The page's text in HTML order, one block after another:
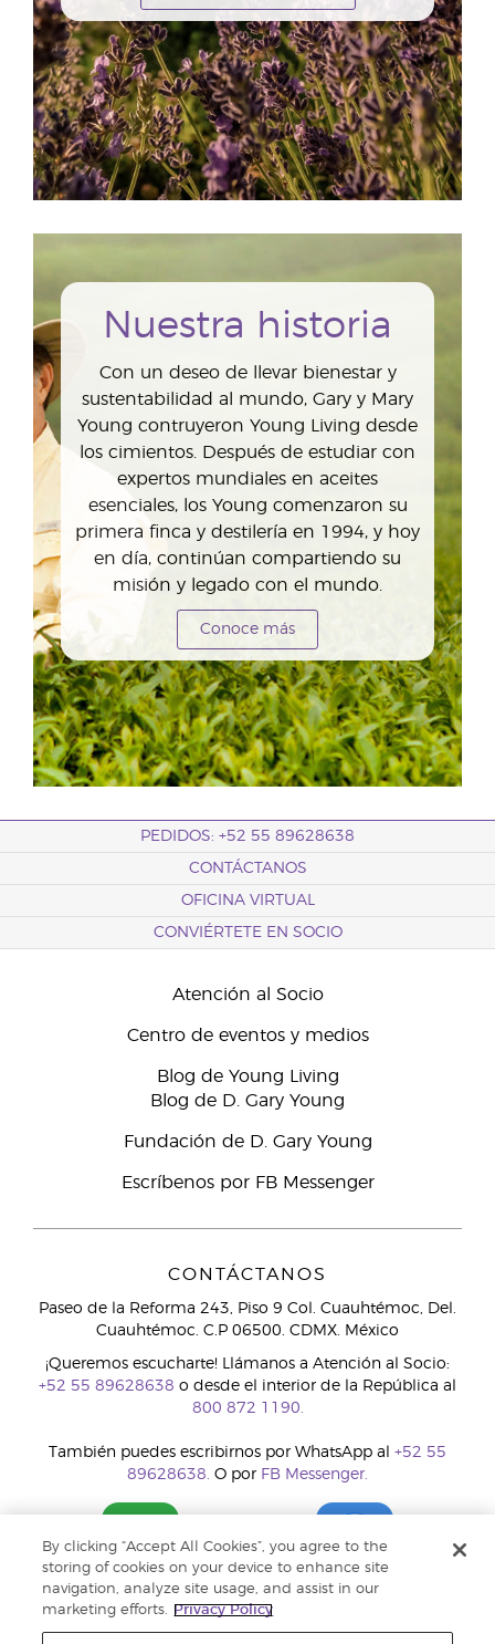
Nuestra historia
Con un deseo de llevar bienestar y
sustentabilidad al mundo, Gary y Mary
Young contruyeron Young Living desde
los cimientos. Después de estudiar con
expertos mundiales en aceites
esenciales, los Young comenzaron su
primera finca y destilería en 1994, y hoy
en día, continúan compartiendo su
misión y legado con el mundo.
Conoce más
PEDIDOS: +52 55 89628638
CONTÁCTANOS
OFICINA VIRTUAL
CONVIÉRTETE EN SOCIO
Atención al Socio
Centro de eventos y medios
Blog de Young Living
Blog de D. Gary Young
Fundación de D. Gary Young
Escríbenos por FB Messenger
CONTÁCTANOS
Paseo de la Reforma 243, Piso 9 Col. Cuauhtémoc, Del.
Cuauhtémoc. C.P 06500. CDMX. México
¡Queremos escucharte! Llámanos a Atención al Socio:
+52 55 89628638 o desde el interior de la República al
800 872 1190.
También puedes escribirnos por WhatsApp al +52 55
89628638. O por FB Messenger.
By clicking “Accept All Cookies”, you agree to the
storing of cookies on your device to enhance site
navigation, analyze site usage, and assist in our
marketing efforts.
Privacy Policy